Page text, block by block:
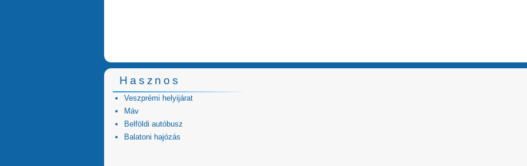
Hasznos
Veszprémi helyijárat
Máv
Belföldi autóbusz
Balatoni hajózás